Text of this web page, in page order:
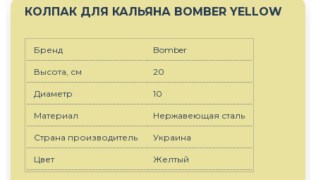
КОЛПАК ДЛЯ КАЛЬЯНА BOMBER YELLOW
Бренд Bomber
Высота, см 20
Диаметр 10
Материал Нержавеющая сталь
Страна производитель Украина
Цвет Желтый